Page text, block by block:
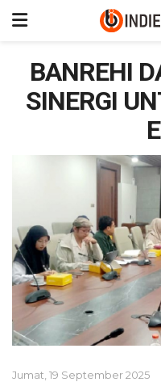
BANREHI
SINERGI
Jumat, 19 September 2025